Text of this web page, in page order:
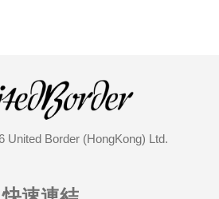
United Border (HongKong) Ltd.